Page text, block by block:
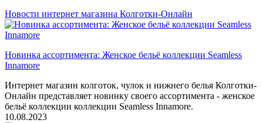
Новости интернет магазина Колготки-Онлайн
Новинка ассортимента: Женское бельё коллекции Seamless
Innamore
Интернет магазин колготок, чулок и нижнего белья Колготки-
Онлайн представляет новинку своего ассортимента - женское
бельё коллекции коллекции Seamless Innamore.
10.08.2023